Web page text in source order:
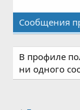
Сообщения
В профиле
ни одного